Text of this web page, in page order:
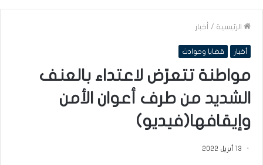
الرئيسية / أخبار
أخبار قضايا وحوادث
مواطنة تتعرّض لاعتداء بالعنف
الشديد من طرف أعوان الأمن
وإيقافها(فيديو)
13 أبريل 2022